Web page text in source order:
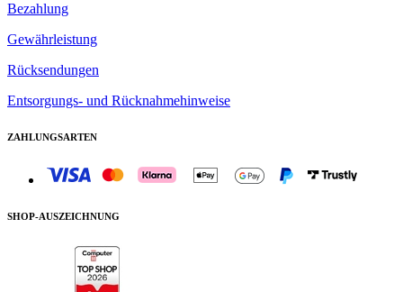
Bezahlung
Gewährleistung
Rücksendungen
Entsorgungs- und Rücknahmehinweise
ZAHLUNGSARTEN
SHOP-AUSZEICHNUNG